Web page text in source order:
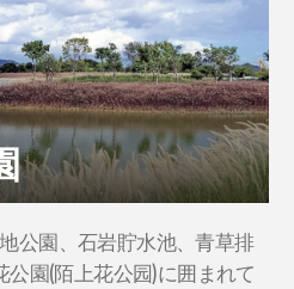
公園、石岩貯水池、青草排
園(陌上花公园)に囲まれて